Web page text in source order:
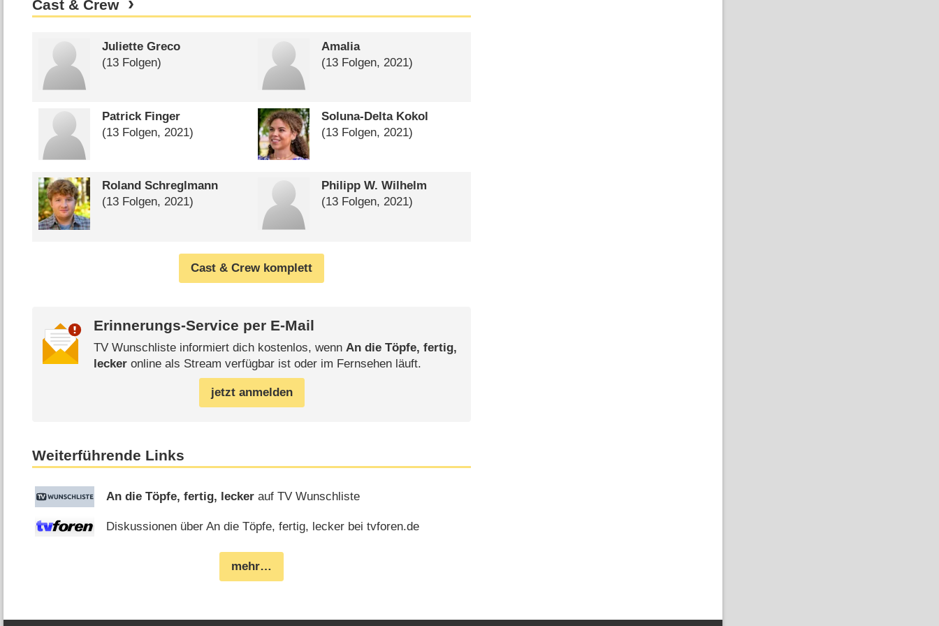
Cast & Crew
Juliette Greco
(13 Folgen)
Amalia
(13 Folgen, 2021)
Patrick Finger
(13 Folgen, 2021)
Soluna-Delta Kokol
(13 Folgen, 2021)
Roland Schreglmann
(13 Folgen, 2021)
Philipp W. Wilhelm
(13 Folgen, 2021)
Cast & Crew komplett
Erinnerungs-Service per E-Mail
TV Wunschliste informiert dich kostenlos, wenn An die Töpfe, fertig,
leckeronline als Stream verfügbar ist oder im Fernsehen läuft.
jetzt anmelden
Weiterführende Links
An die Töpfe, fertig, lecker auf TV Wunschliste
Diskussionen über An die Töpfe, fertig, lecker bei tvforen.de
mehr…